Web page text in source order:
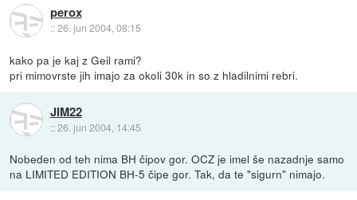
perox
::26. jun 2004, 08:15
kako pa je kaj z Geil rami?
pri mimovrste jih imajo za okoli 30k in so z hladilnimi rebri.
JIM22
::26. jun 2004, 14:45
Nobeden od teh nima BH čipov gor. OCZ je imel še nazadnje samo
na LIMITED EDITION BH-5 čipe gor. Tak, da te "sigurn" nimajo.